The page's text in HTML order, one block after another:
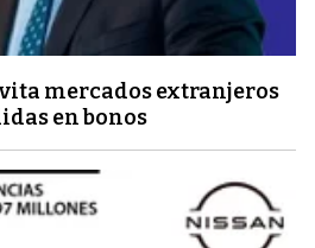
mercados extranjeros
en bonos